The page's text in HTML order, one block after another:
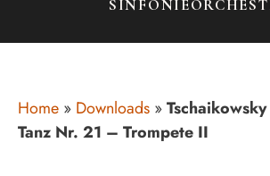
Home » Downloads »
Tanz Nr. 21 – Trompete II